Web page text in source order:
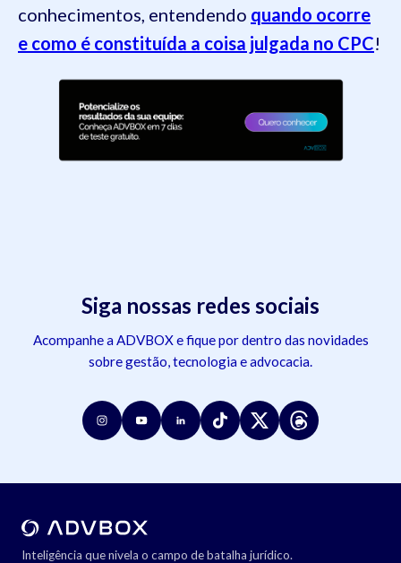
conhecimentos, entendendo quando ocorre
e como é constituída a coisa julgada no CPC!
Siga nossas redes sociais
Acompanhe a ADVBOX e fique por dentro das novidades
sobre gestão, tecnologia e advocacia.
Inteligência que nivela o campo de batalha jurídico.